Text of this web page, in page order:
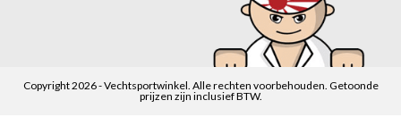
Copyright 2026 - Vechtsportwinkel. Alle rechten voorbehouden. Getoonde
prijzen zijn inclusief BTW.